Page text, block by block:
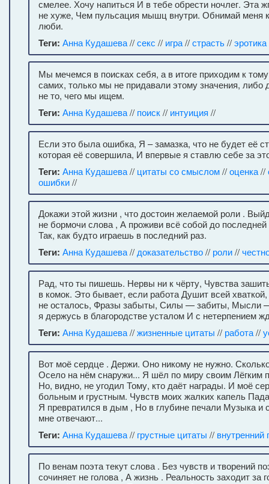
смелее. Хочу напиться И в тебе обрести ночлег. Эта
не хуже, Чем пульсация мышц внутри. Обнимай меня
люби.
Теги: Анна Кудашева//секс // игра//страсть//эротика
Мы мечемся в поисках себя, а в итоге приходим к
самих, только мы не придавали этому значения, либо
не то, чего мы ищем.
Теги: Анна Кудашева// поиск// интуиция //
Если это была ошибка, Я – замазка, что не будет её
которая её совершила, И впервые я ставлю себе за
Теги: Анна Кудашева// цитаты со смыслом//оценка//
ошибки//
Докажи этой жизни , что достоин желаемой роли .
не бормочи слова , А проживи всё собой до последней
Так, как будто играешь в последний раз.
Теги: Анна Кудашева// доказательство// роли//
Рад, что ты пишешь. Нервы ни к чёрту, Чувства
в комок. Это бывает, если работа Душит всей
не осталось, Фразы забыты, Силы — забиты, Мысли
я держусь в благородстве усталом И с нетерпением
Теги: Анна Кудашева//жизненные цитаты // работа//
Вот моё сердце . Держи. Оно никому не нужно.
Осело на нём снаружи... Я шёл по миру своим Лёгким
Но, видно, не угодил Тому, кто даёт награды. И моё
больным и грустным. Чувств моих жалких капель
Я превратился в дым , Но в глубине печали Музыка и
мне отвечают...
Теги: Анна Кудашева// грустные цитаты // внутренний
По венам поэта текут слова . Без чувств и творений
сочиняет не голова , А жизнь . Реальность заходит за